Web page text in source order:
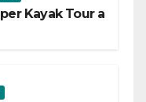
Kayak Tour a